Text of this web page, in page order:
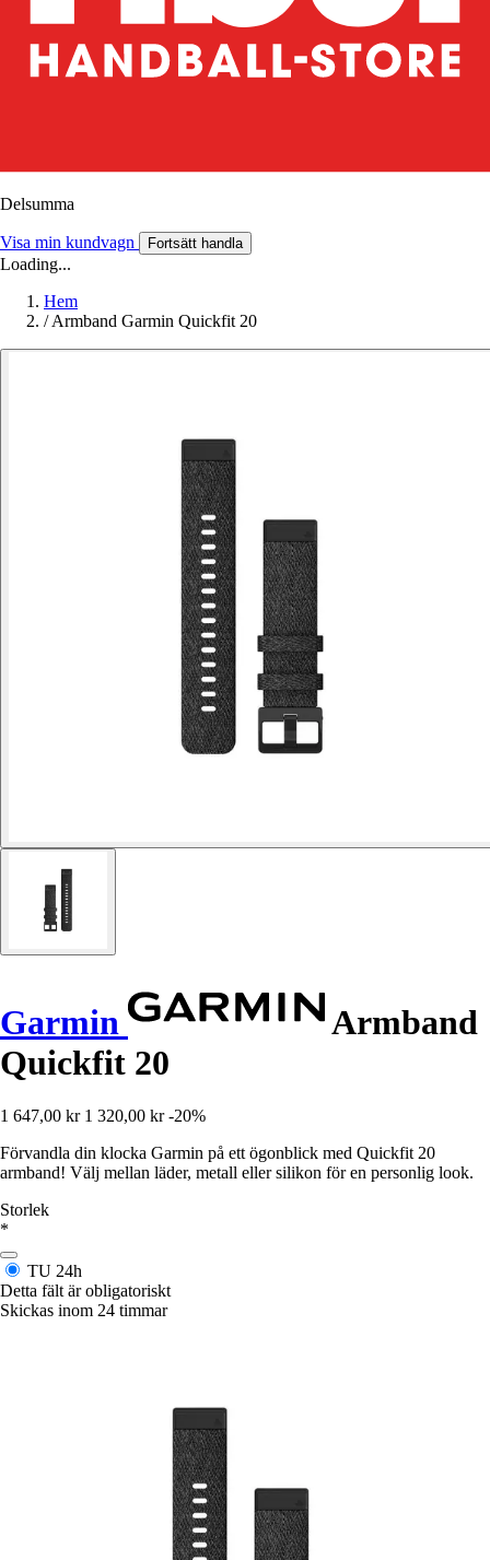
Delsumma
Visa min kundvagn Fortsätt handla
Loading...
Hem
/ Armband Garmin Quickfit 20
Garmin
Armband
Quickfit 20
1 647,00 kr 1 320,00 kr -20%
Förvandla din klocka Garmin på ett ögonblick med Quickfit 20
armband! Välj mellan läder, metall eller silikon för en personlig look.
Storlek
*
TU 24h
Detta fält är obligatoriskt
Skickas inom 24 timmar